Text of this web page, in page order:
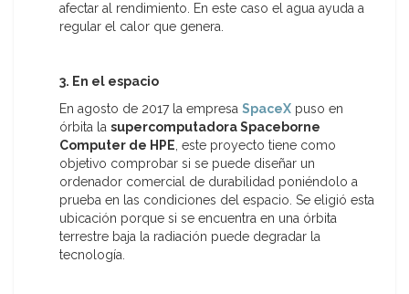
afectar al rendimiento. En este caso el agua ayuda a
regular el calor que genera.
3. En el espacio
En agosto de 2017 la empresa SpaceX puso en
órbita la supercomputadora Spaceborne
Computer de HPE, este proyecto tiene como
objetivo comprobar si se puede diseñar un
ordenador comercial de durabilidad poniéndolo a
prueba en las condiciones del espacio. Se eligió esta
ubicación porque si se encuentra en una órbita
terrestre baja la radiación puede degradar la
tecnología.